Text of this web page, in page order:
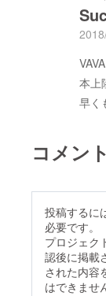
本上
早く
引
いし
コメント
投稿するに
必要です。
プロジェク
認後に掲載
された内容
はできませ